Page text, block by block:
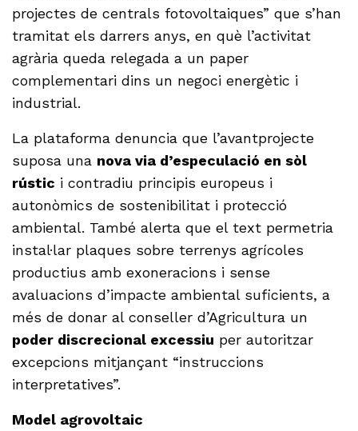
projectes de centrals fotovoltaiques” que s’han
tramitat els darrers anys, en què l’activitat
agrària queda relegada a un paper
complementari dins un negoci energètic i
industrial.
La plataforma denuncia que l’avantprojecte
suposa una nova via d’especulació en sòl
rústic i contradiu principis europeus i
autonòmics de sostenibilitat i protecció
ambiental. També alerta que el text permetria
instal·lar plaques sobre terrenys agrícoles
productius amb exoneracions i sense
avaluacions d’impacte ambiental suficients, a
més de donar al conseller d’Agricultura un
poder discrecional excessiu per autoritzar
excepcions mitjançant “instruccions
interpretatives”.
Model agrovoltaic